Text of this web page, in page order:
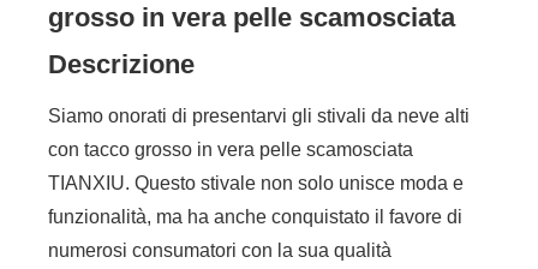
grosso in vera pelle scamosciata
Descrizione
Siamo onorati di presentarvi gli stivali da neve alti
con tacco grosso in vera pelle scamosciata
TIANXIU. Questo stivale non solo unisce moda e
funzionalità, ma ha anche conquistato il favore di
numerosi consumatori con la sua qualità